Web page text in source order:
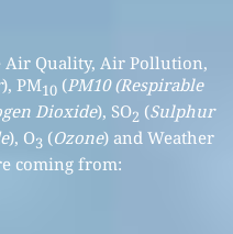
Air Quality, Air Pollution,
), PM10(PM10 (Respirable
Dioxide), SO2 (Sulphur
), O3 (Ozone) and Weather
coming from: